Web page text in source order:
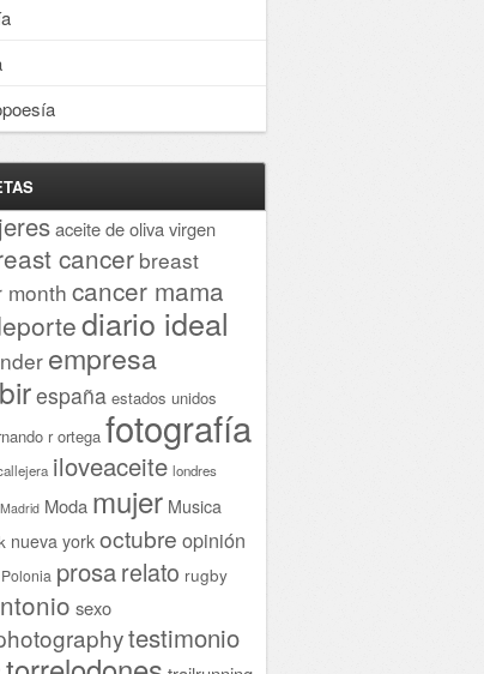
aceite de oliva virgen
cancer breast
month cancer mama
diario ideal
empresa
españa estados unidos
r ortega fotografía
iloveaceite londres
Madrid Moda mujer Musica
nueva york octubre opinión
Polonia prosarelato rugby
sexo
testimonio